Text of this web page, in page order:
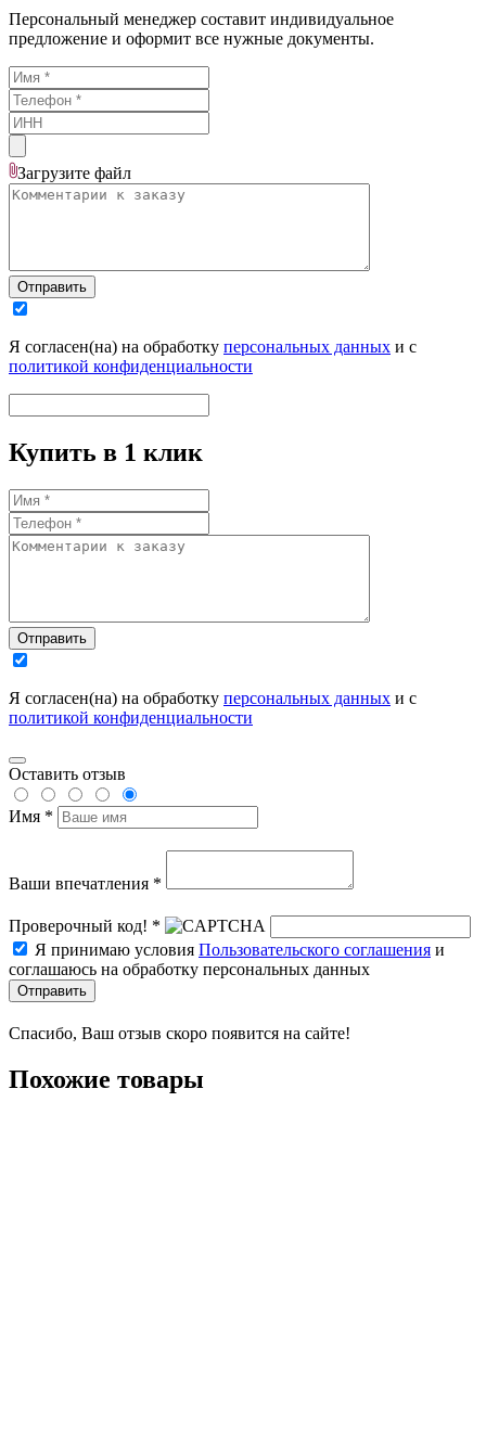
Персональный менеджер составит индивидуальное
предложение и оформит все нужные документы.
Загрузите файл
Отправить
Я согласен(на) на обработку персональных данных и с
политикой конфиденциальности
Купить в 1 клик
Отправить
Я согласен(на) на обработку персональных данных и с
политикой конфиденциальности
Оставить отзыв
Имя *
Ваши впечатления *
Проверочный код! *
Я принимаю условия Пользовательского соглашения и
соглашаюсь на обработку персональных данных
Отправить
Спасибо, Ваш отзыв скоро появится на сайте!
Похожие товары